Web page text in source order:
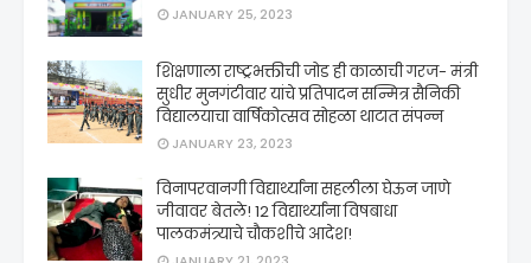
JANUARY 25, 2023
शिक्षणाला राष्ट्रभक्तीची जोड ही काळाची गरज- मंत्री
सुधीर मुनगंटीवार यांचे प्रतिपादन सन्मित्र सैनिकी
विद्यालयाचा वार्षिकोत्सव सोहळा थाटात संपन्न
JANUARY 23, 2023
विनापरवानगी विद्यार्थ्यांना सहलीला घेऊन जाणे
जीवावर बेतले! 12 विद्यार्थ्यांना विषबाधा
पालकमंत्र्याचे चौकशीचे आदेश!